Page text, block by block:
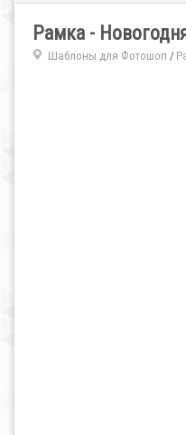
Рамка -
Шаблоны для Фотошоп /